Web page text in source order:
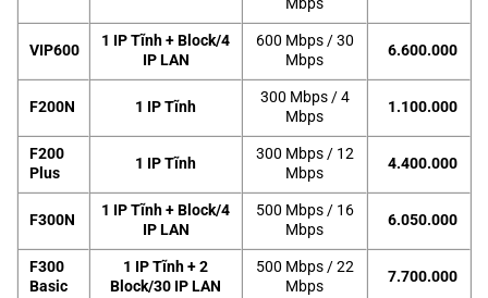
Mbps
VIP600
1 IP Tĩnh + Block/4
IP LAN
600 Mbps / 30
Mbps
6.600.000
F200N 1 IP Tĩnh
300 Mbps / 4
Mbps
1.100.000
F200
Plus
1 IP Tĩnh
300 Mbps / 12
Mbps
4.400.000
F300N
1 IP Tĩnh + Block/4
IP LAN
500 Mbps / 16
Mbps
6.050.000
F300
Basic
1 IP Tĩnh + 2
Block/30 IP LAN
500 Mbps / 22
Mbps
7.700.000